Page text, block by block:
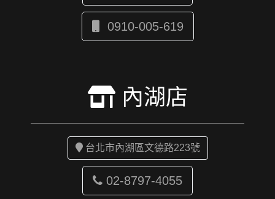
0910-005-619
內湖店
台北市內湖區文德路223號
02-8797-4055